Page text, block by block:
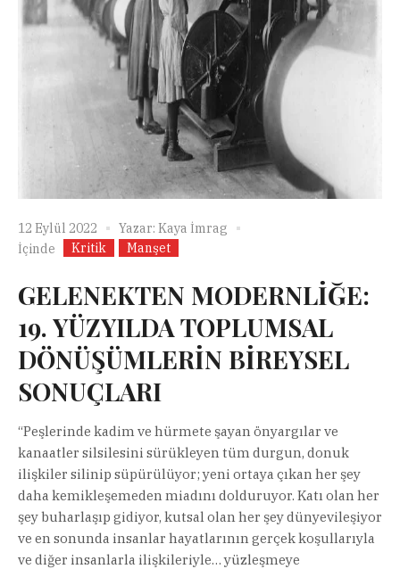
12 Eylül 2022 Yazar: Kaya İmrag
İçinde
Kritik Manşet
GELENEKTEN MODERNLİĞE:
19. YÜZYILDA TOPLUMSAL
DÖNÜŞÜMLERİN BİREYSEL
SONUÇLARI
“Peşlerinde kadim ve hürmete şayan önyargılar ve
kanaatler silsilesini sürükleyen tüm durgun, donuk
ilişkiler silinip süpürülüyor; yeni ortaya çıkan her şey
daha kemikleşemeden miadını dolduruyor. Katı olan her
şey buharlaşıp gidiyor, kutsal olan her şey dünyevileşiyor
ve en sonunda insanlar hayatlarının gerçek koşullarıyla
ve diğer insanlarla ilişkileriyle… yüzleşmeye